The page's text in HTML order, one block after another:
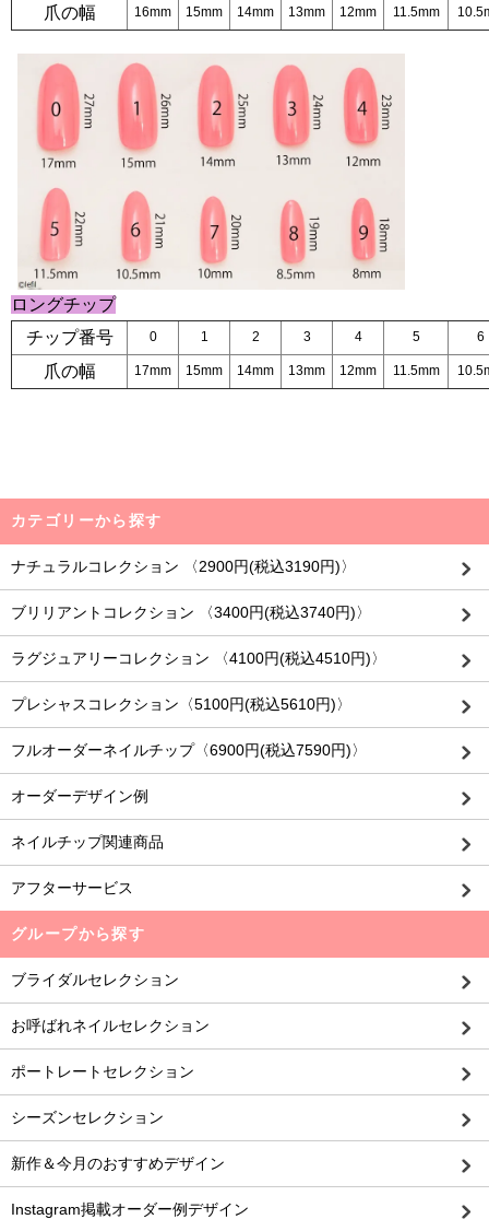
爪の幅 16mm 15mm 14mm 13mm 12mm 11.5mm
ロングチップ
チップ番号
0 1 2 3 4 5 6
爪の幅 17mm 15mm 14mm 13mm 12mm 11.5mm
カテゴリーから探す
ナチュラルコレクション 〈2900円(税込3190円)〉
ブリリアントコレクション 〈3400円(税込3740円)〉
ラグジュアリーコレクション 〈4100円(税込4510円)〉
プレシャスコレクション〈5100円(税込5610円)〉
フルオーダーネイルチップ〈6900円(税込7590円)〉
オーダーデザイン例
ネイルチップ関連商品
アフターサービス
グループから探す
ブライダルセレクション
お呼ばれネイルセレクション
ポートレートセレクション
シーズンセレクション
新作＆今月のおすすめデザイン
Instagram掲載オーダー例デザイン